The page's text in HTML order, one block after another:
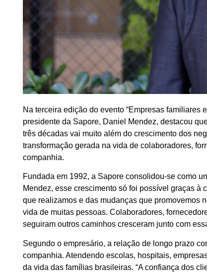
Na terceira edição do evento “Empresas familiares
presidente da Sapore, Daniel Mendez, destacou
três décadas vai muito além do crescimento dos
transformação gerada na vida de colaboradores,
companhia.
Fundada em 1992, a Sapore consolidou-se como
Mendez, esse crescimento só foi possível graças à
que realizamos e das mudanças que promovemos
vida de muitas pessoas. Colaboradores,
seguiram outros caminhos cresceram junto com
Segundo o empresário, a relação de longo prazo
companhia. Atendendo escolas, hospitais,
da vida das famílias brasileiras. “A confiança dos